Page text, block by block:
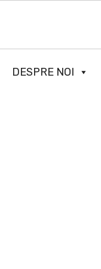
DESPRE NOI